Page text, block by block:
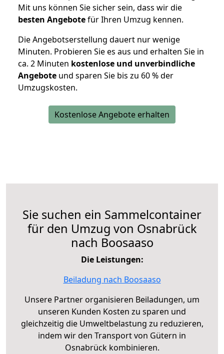
Mit uns können Sie sicher sein, dass wir die
besten Angebotefür Ihren Umzug kennen.
Die Angebotserstellung dauert nur wenige
Minuten. Probieren Sie es aus und erhalten Sie in
ca. 2 Minuten kostenlose und unverbindliche
Angebote und sparen Sie bis zu 60 % der
Umzugskosten.
Kostenlose Angebote erhalten
Sie suchen ein Sammelcontainer
für den Umzug von Osnabrück
nach Boosaaso
Die Leistungen:
Beiladung nach Boosaaso
Unsere Partner organisieren Beiladungen, um
unseren Kunden Kosten zu sparen und
gleichzeitig die Umweltbelastung zu reduzieren,
indem wir den Transport von Gütern in
Osnabrück kombinieren.